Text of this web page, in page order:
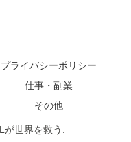
プライバシーポリシー
仕事・副業
その他
世界を救う.